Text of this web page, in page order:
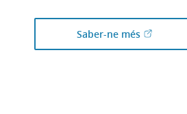
Saber-ne més(Obre en